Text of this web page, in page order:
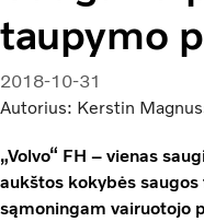
Paslaugos
Volvo Truck Builder
Kontaktai
Naujienos
taupymo
2018-10-31
Autorius: Kerstin
„Volvo“ FH – vienas
aukštos kokybės
sąmoningam vairuotojo